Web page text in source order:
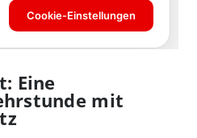
Eine
mit